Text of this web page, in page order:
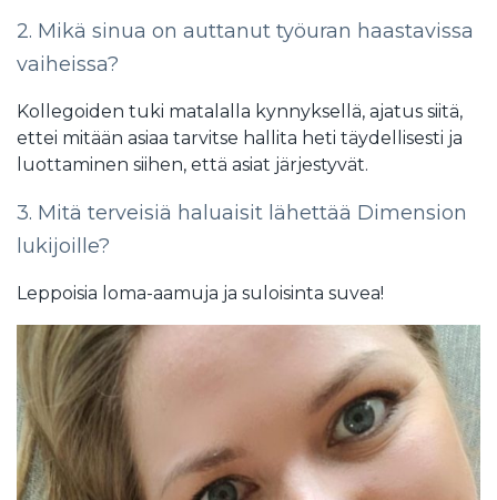
2. Mikä sinua on auttanut työuran haastavissa
vaiheissa?
Kollegoiden tuki matalalla kynnyksellä, ajatus siitä,
ettei mitään asiaa tarvitse hallita heti täydellisesti ja
luottaminen siihen, että asiat järjestyvät.
3. Mitä terveisiä haluaisit lähettää Dimension
lukijoille?
Leppoisia loma-aamuja ja suloisinta suvea!